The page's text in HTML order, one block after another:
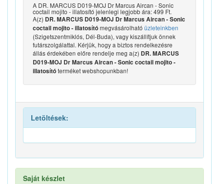
A DR. MARCUS D019-MOJ Dr Marcus Aircan - Sonic
coctail mojito - illatosító jelenlegi legjobb ára: 499 Ft.
A(z) DR. MARCUS D019-MOJ Dr Marcus Aircan - Sonic
coctail mojito - illatosítómegvásárolható üzleteinkben
(Szigetszentmiklós, Dél-Buda), vagy kiszállítjuk önnek
futárszolgálattal. Kérjük, hogy a biztos rendelkezésre
állás érdekében előre rendelje meg a(z) DR. MARCUS
D019-MOJ Dr Marcus Aircan - Sonic coctail mojito -
illatosítóterméket webshopunkban!
Letöltések:
Saját készlet